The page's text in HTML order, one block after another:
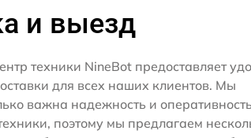
и выезд
техники NineBot предоставляет
для всех наших клиентов. Мы
важна надежность и
поэтому мы предлагаем